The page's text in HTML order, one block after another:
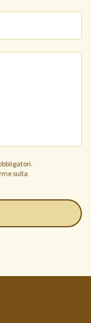
sulla
dei